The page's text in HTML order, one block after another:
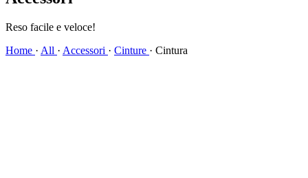
Spedizione veloce!
Home · All · Accessori · Cinture · Cintura